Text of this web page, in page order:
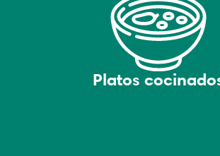
Platos